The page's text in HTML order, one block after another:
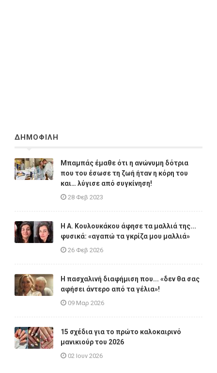
ΔΗΜΟΦΙΛΗ
Μπαμπάς έμαθε ότι η ανώνυμη δότρια
που του έσωσε τη ζωή ήταν η κόρη του
και… λύγισε από συγκίνηση!
28 Φεβ 2023
Η A. Κουλουκάκου άφησε τα μαλλιά της...
φυσικά: «αγαπώ τα γκρίζα μου μαλλιά»
26 Φεβ 2026
Η πασχαλινή διαφήμιση που... «δεν θα σας
αφήσει άντερο από τα γέλια»!
09 Μαρ 2026
15 σχέδια για το πρώτο καλοκαιρινό
μανικιούρ του 2026
02 Ιουν 2026